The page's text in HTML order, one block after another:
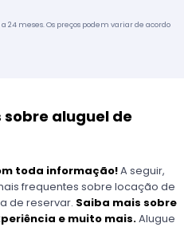
24 meses. Os preços podem variar de acordo
aluguel de
toda informação!A seguir,
frequentes sobre locação de
de reservar. Saiba mais sobre
e muito mais.Alugue